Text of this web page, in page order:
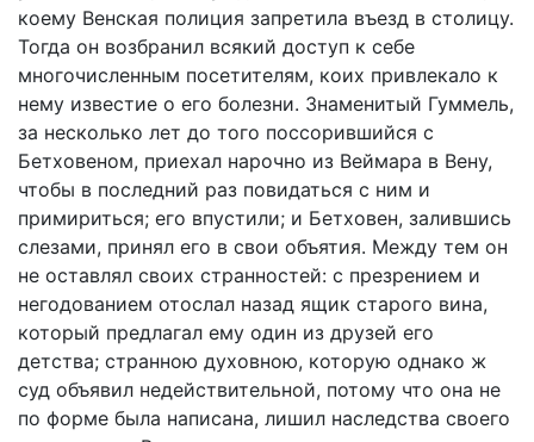
коему Венская полиция запретила въезд в столицу.
Тогда он возбранил всякий доступ к себе
многочисленным посетителям, коих привлекало к
нему известие о его болезни. Знаменитый Гуммель,
за несколько лет до того поссорившийся с
Бетховеном, приехал нарочно из Веймара в Вену,
чтобы в последний раз повидаться с ним и
примириться; его впустили; и Бетховен, залившись
слезами, принял его в свои объятия. Между тем он
не оставлял своих странностей: с презрением и
негодованием отослал назад ящик старого вина,
который предлагал ему один из друзей его
детства; странною духовною, которую однако ж
суд объявил недействительной, потому что она не
по форме была написана, лишил наследства своего